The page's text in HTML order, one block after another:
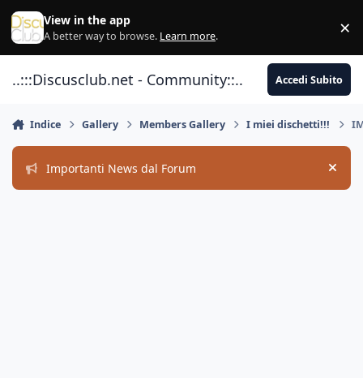
Vai al contenuto
View in the app
A better way to browse. Learn more. ×
..:::Discusclub.net - Community::.. Accedi Subito
Indice Gallery Members Gallery I miei dischetti!!!
Importanti News dal Forum Hide